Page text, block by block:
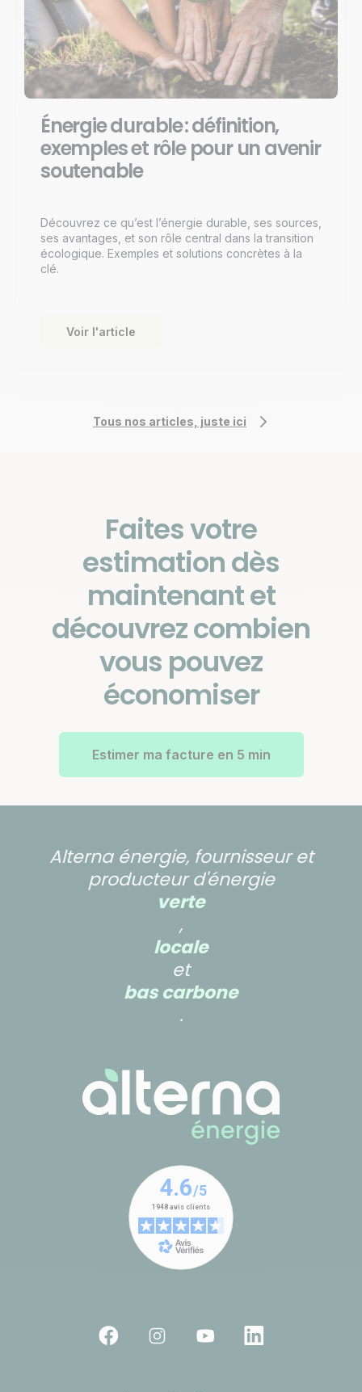
Énergie durable : définition,
exemples et rôle pour un avenir
soutenable
Découvrez ce qu’est l’énergie durable, ses sources,
ses avantages, et son rôle central dans la transition
écologique. Exemples et solutions concrètes à la
clé.
Voir l'article
Tous nos articles, juste ici
Faites votre
estimation dès
maintenant et
découvrez combien
vous pouvez
économiser
Estimer ma facture en 5 min
Alterna énergie, fournisseur et
producteur d'énergie
verte
,
locale
et
bas carbone
.